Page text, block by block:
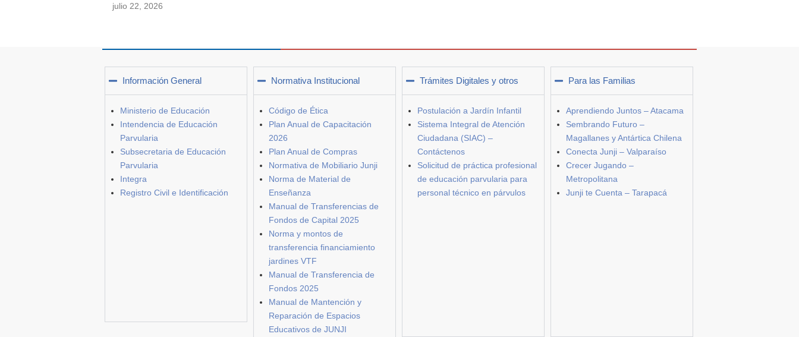
julio 22, 2026
Información General
Ministerio de Educación
Intendencia de Educación
Parvularia
Subsecretaria de Educación
Parvularia
Integra
Registro Civil e Identificación
Normativa Institucional
Código de Ética
Plan Anual de Capacitación
2026
Plan Anual de Compras
Normativa de Mobiliario Junji
Norma de Material de
Enseñanza
Manual de Transferencias de
Fondos de Capital 2025
Norma y montos de
transferencia financiamiento
jardines VTF
Manual de Transferencia de
Fondos 2025
Manual de Mantención y
Reparación de Espacios
Educativos de JUNJI
Trámites Digitales y otros
Postulación a Jardín Infantil
Sistema Integral de Atención
Ciudadana (SIAC) –
Contáctenos
Solicitud de práctica profesional
de educación parvularia para
personal técnico en párvulos
Para las Familias
Aprendiendo Juntos – Atacama
Sembrando Futuro –
Magallanes y Antártica Chilena
Conecta Junji – Valparaíso
Crecer Jugando –
Metropolitana
Junji te Cuenta – Tarapacá